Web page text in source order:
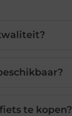
te kopen?